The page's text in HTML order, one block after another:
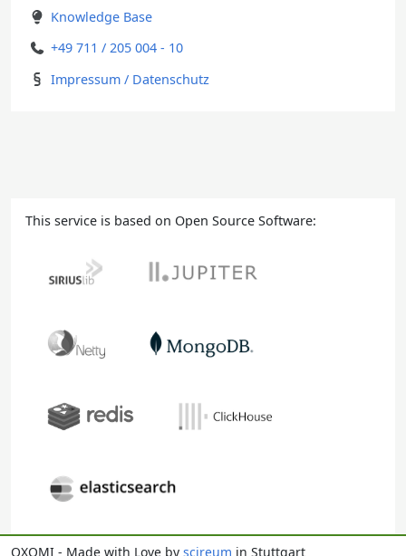
Knowledge Base
+49 711 / 205 004 - 10
Impressum / Datenschutz
This service is based on Open Source Software:
OXOMI - Made with Love by scireum in Stuttgart